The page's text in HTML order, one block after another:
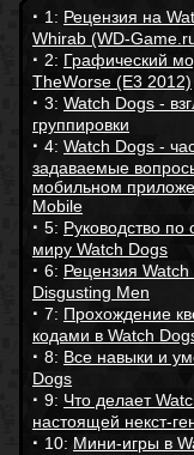
· 1: Рецензия на
Whirab (WD-
· 2: Графический
TheWorse (E3 2012)
· 3: Watch Dogs -
группировки
· 4: Watch Dogs -
задаваемые
мобильном
Mobile
· 5: Руководство по
миру Watch Dogs
· 6: Рецензия Watch
Disgusting Men
· 7: Прохождение
кодами в Watch
· 8: Все навыки и
Dogs
· 9: Что делает
настоящей некст-
· 10: Мини-игры в